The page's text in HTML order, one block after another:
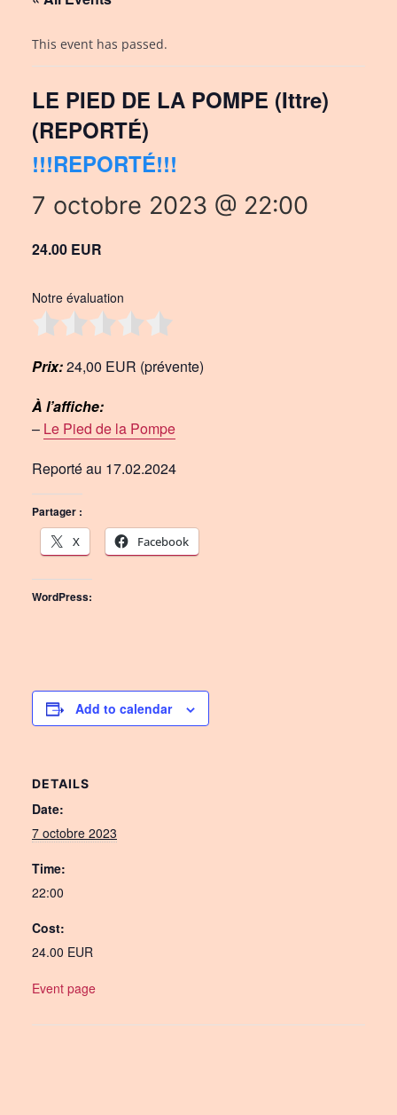
This event has passed.
LE PIED DE LA POMPE (Ittre)
(REPORTÉ)
!!!REPORTÉ!!!
7 octobre 2023 @ 22:00
24.00 EUR
Notre évaluation
Prix:24,00 EUR (prévente)
À l’affiche:
– Le Pied de la Pompe
Reporté au 17.02.2024
Partager :
X
Facebook
WordPress:
Add to calendar
DETAILS
Date:
7 octobre 2023
Time:
22:00
Cost:
24.00 EUR
Event page